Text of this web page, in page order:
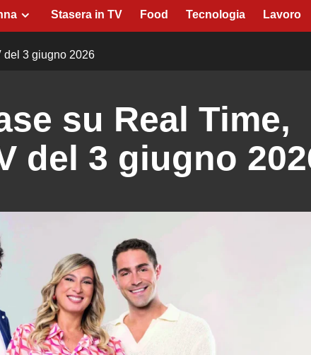
Stasera in TV Food Tecnologia Lavoro
del 3 giugno 2026
su Real Time,
del 3 giugno